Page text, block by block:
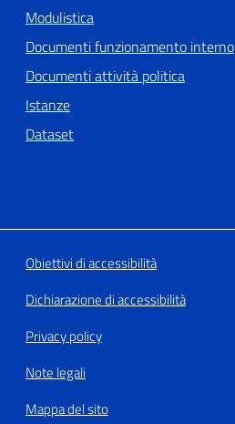
Modulistica
Documenti funzionamento interno
Documenti attività politica
Istanze
Dataset
Obiettivi di accessibilità
Dichiarazione di accessibilità
Privacy policy
Note legali
Mappa del sito